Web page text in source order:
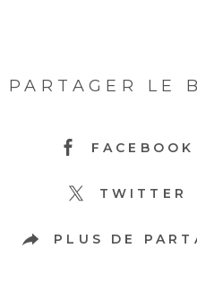
PARTAGER LE
FACEBOOK
TWITTER
PLUS DE